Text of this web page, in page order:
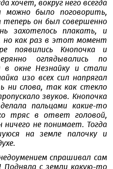
хочет, вокруг него всегда
можно было поговорить,
он был совершенно
захотелось плакать, и
но как раз в этот момент
появились Кнопочка и
оглядывались по
в окне Незнайку и стали
изо всех сил напрягал
ни слова, так как стекло
звуков. Кнопочка
пальцами какие-то
тряс в ответ головой,
не понимает. Тогда
на земле палочку и
спрашивал сам
Подняла с земли какую-то